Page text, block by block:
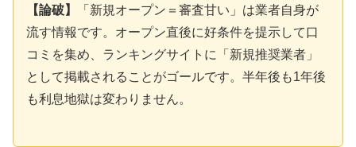
【論破】
「新規オープン＝審査甘い」は業者自身が
流す情報です。オープン直後に好条件を提示して口
コミを集め、ランキングサイトに「新規推奨業者」
として掲載されることがゴールです。半年後も1年後
も利息地獄は変わりません。